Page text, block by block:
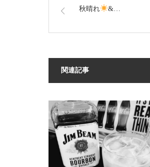
秋晴れ &…
関連記事